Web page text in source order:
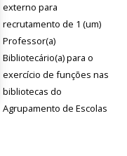
externo para
recrutamento de 1 (um)
Professor(a)
Bibliotecário(a) para o
exercício de funções nas
bibliotecas do
Agrupamento de Escolas